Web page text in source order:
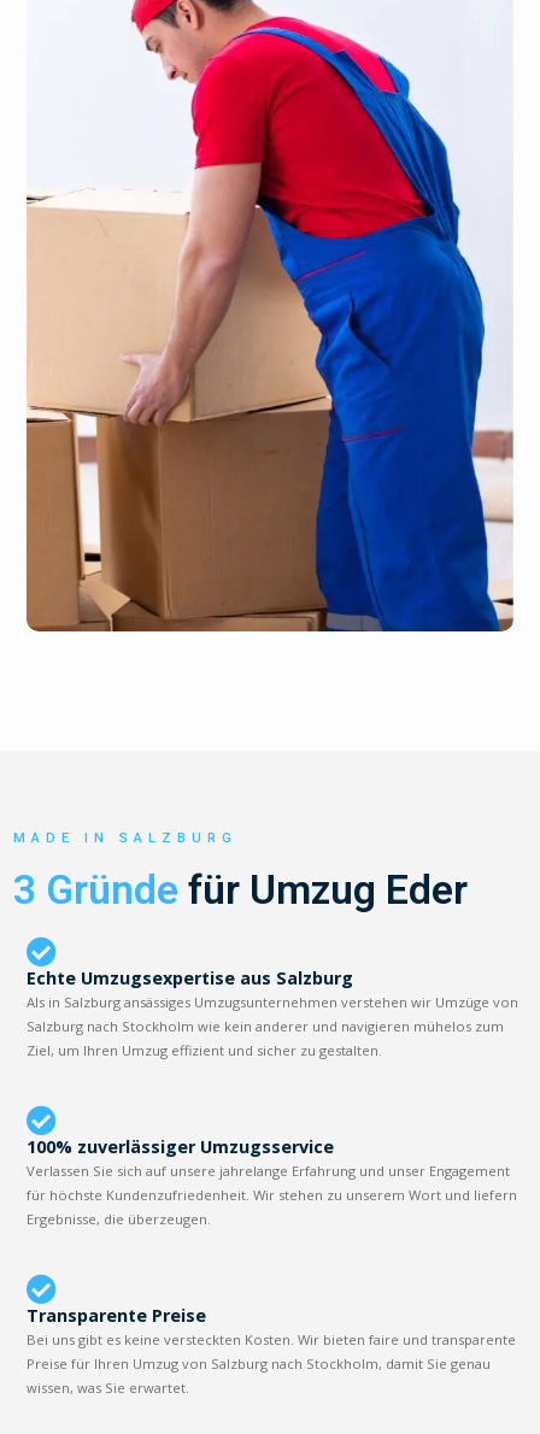
MADE IN SALZBURG
3 Gründe für Umzug Eder
Echte Umzugsexpertise aus Salzburg
Als in Salzburg ansässiges Umzugsunternehmen verstehen wir Umzüge von
Salzburg nach Stockholm wie kein anderer und navigieren mühelos zum
Ziel, um Ihren Umzug effizient und sicher zu gestalten.
100% zuverlässiger Umzugsservice
Verlassen Sie sich auf unsere jahrelange Erfahrung und unser Engagement
für höchste Kundenzufriedenheit. Wir stehen zu unserem Wort und liefern
Ergebnisse, die überzeugen.
Transparente Preise
Bei uns gibt es keine versteckten Kosten. Wir bieten faire und transparente
Preise für Ihren Umzug von Salzburg nach Stockholm, damit Sie genau
wissen, was Sie erwartet.